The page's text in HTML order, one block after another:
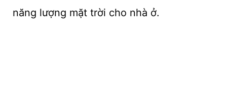
năng lượng mặt trời cho nhà ở.